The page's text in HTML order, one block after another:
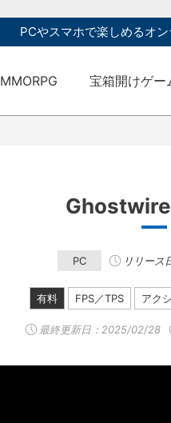
PCやスマホで楽しめるオ
MMORPG 宝箱開けゲー
PC リリー
有料 FPS／TPS アク
最終更新日： 2025/02/28